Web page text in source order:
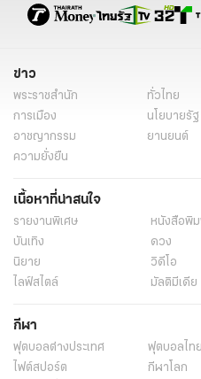
ข่าว
พระราชสำนัก ทั่วไทย
การเมือง
นโยบายรัฐ
อาชญากรรม
ยานยนต์
ความยั่งยืน
เนื้อหาที่น่าสนใจ
รายงานพิเศษ หนังสือพิ
บันเทิง
ดวง
นิยาย
วิดีโอ
ไลฟ์สไตล์
มัลติมีเดีย
กีฬา
ฟุตบอลต่่างประเทศ ฟุตบอลไทย
ไฟต์สปอร์ต
กีฬาโลก